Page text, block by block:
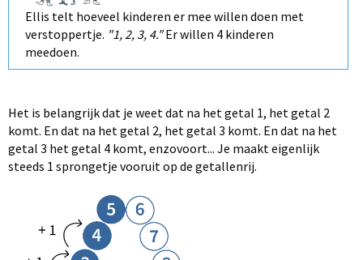
Ellis telt hoeveel kinderen er mee willen doen met
verstoppertje. "1, 2, 3, 4."Er willen 4 kinderen
meedoen.
Het is belangrijk dat je weet dat na het getal 1, het getal 2
komt. En dat na het getal 2, het getal 3 komt. En dat na het
getal 3 het getal 4 komt, enzovoort... Je maakt eigenlijk
steeds 1 sprongetje vooruit op de getallenrij.